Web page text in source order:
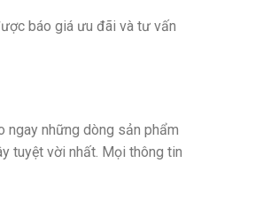
báo giá ưu đãi và tư vấn
ngay những dòng sản phẩm
tuyệt vời nhất. Mọi thông tin